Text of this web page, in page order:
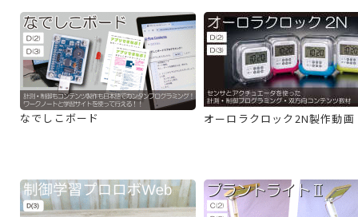
なでしこボード オーロラクロック2N製作動画